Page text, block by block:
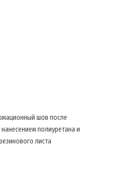
шов после
полиуретана и
листа